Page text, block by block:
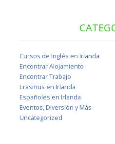
Cursos de Inglés en Irlanda
Encontrar Alojamiento
Encontrar Trabajo
Erasmus en Irlanda
Españoles en Irlanda
Eventos, Diversión y Más
Uncategorized